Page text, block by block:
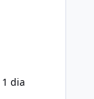
1 dia